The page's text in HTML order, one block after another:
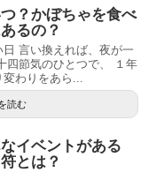
？かぼちゃを食べ
るの？
言い換えれば、夜が一
四節気のひとつで、 １年
変わりをあら...
読む
イベントがある
とは？